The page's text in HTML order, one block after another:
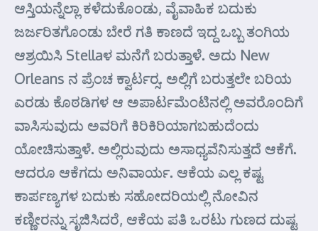
ಆಸ್ತಿಯನ್ನೆಲ್ಲಾ ಕಳೆದುಕೊಂಡು, ವೈವಾಹಿಕ ಬದುಕು
ಜರ್ಜರಿತಗೊಂಡು ಬೇರೆ ಗತಿ ಕಾಣದೆ ಇದ್ದ ಒಬ್ಬ ತಂಗಿಯ
ಆಶ್ರಯಿಸಿ Stellaಳ ಮನೆಗೆ ಬರುತ್ತಾಳೆ. ಅದು New
Orleans ನ ಪ್ರೆಂಚ ಕ್ವಾರ್ಟರ್‍ಸ. ಅಲ್ಲಿಗೆ ಬರುತ್ತಲೇ ಬರಿಯ
ಎರಡು ಕೊಠಡಿಗಳ ಆ ಅಪಾರ್ಟಮೆಂಟಿನಲ್ಲಿ ಅವರೊಂದಿಗೆ
ವಾಸಿಸುವುದು ಅವರಿಗೆ ಕಿರಿಕಿರಿಯಾಗಬಹುದೆಂದು
ಯೋಚಿಸುತ್ತಾಳೆ. ಅಲ್ಲಿರುವುದು ಅಸಾಧ್ಯವೆನಿಸುತ್ತದೆ ಆಕೆಗೆ.
ಆದರೂ ಆಕೆಗದು ಅನಿವಾರ್ಯ. ಆಕೆಯ ಎಲ್ಲ ಕಷ್ಟ
ಕಾರ್ಪಣ್ಯಗಳ ಬದುಕು ಸಹೋದರಿಯಲ್ಲಿ ನೋವಿನ
ಕಣ್ಣೀರನ್ನು ಸೃಜಿಸಿದರೆ, ಆಕೆಯ ಪತಿ ಒರಟು ಗುಣದ ದುಷ್ಟ